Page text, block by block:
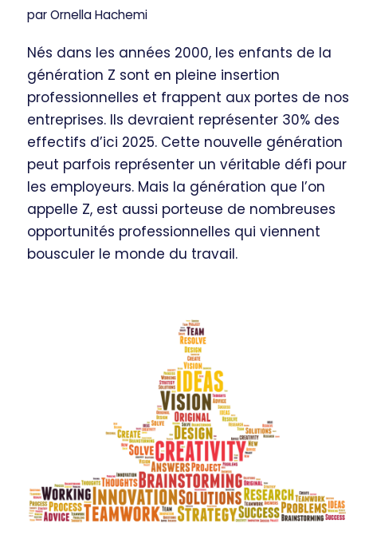
parOrnella Hachemi
Nés dans les années 2000, les enfants de la
génération Z sont en pleine insertion
professionnelles et frappent aux portes de nos
entreprises. Ils devraient représenter 30% des
effectifs d’ici 2025. Cette nouvelle génération
peut parfois représenter un véritable défi pour
les employeurs. Mais la génération que l’on
appelle Z, est aussi porteuse de nombreuses
opportunités professionnelles qui viennent
bousculer le monde du travail.